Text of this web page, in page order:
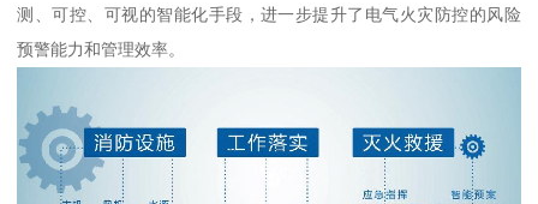
测、可控、可视的智能化手段，进一步提升了电气火灾防控的风险
预警能力和管理效率。